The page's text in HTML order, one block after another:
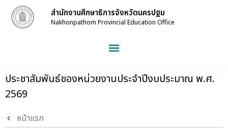
สำนักงานศึกษาธิการจังหวัดนครปฐม
Nakhonpathom Provincial Education Office
ประชาสัมพันธ์ของหน่วยงานประจำปีงบประมาณ พ.ศ.
2569
หน้าแรก